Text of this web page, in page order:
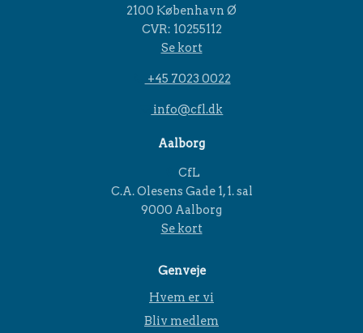
2100 København Ø
CVR: 10255112
Se kort
+45 7023 0022
info@cfl.dk
Aalborg
CfL
C.A. Olesens Gade 1, 1. sal
9000 Aalborg
Se kort
Genveje
Hvem er vi
Bliv medlem